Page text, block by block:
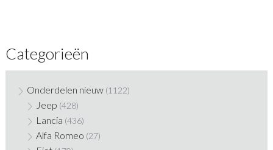
Categorieën
Onderdelen nieuw (1122)
Jeep (428)
Lancia (436)
Alfa Romeo (27)